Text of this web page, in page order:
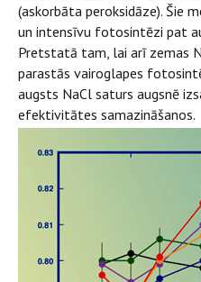
(askorbāta peroksidāze). Šie
un intensīvu fotosintēzi pat
Pretstatā tam, lai arī zemas
parastās vairoglapes
augsts NaCl saturs augsnē
efektivitātes samazināšanos.